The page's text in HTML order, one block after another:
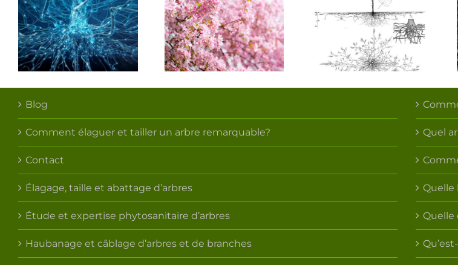
Quel arbre ou
arbuste planter
dans mon
jardin en
Belgique?
Comment
calculer,
mesurer la
taille et situer
les racines de
mon arbre?
Quelle haie
planter dans
mon jardin
pour sa
biodiversité?
Blog
Comment élaguer et tailler un arbre remarquable?
Contact
Élagage, taille et abattage d’arbres
Étude et expertise phytosanitaire d’arbres
Haubanage et câblage d’arbres et de branches
Quel
Quelle
Quelle